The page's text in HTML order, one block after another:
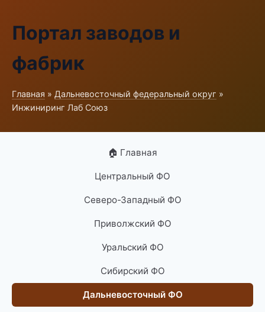
Портал заводов и
фабрик
Главная » Дальневосточный федеральный округ »
Инжиниринг Лаб Союз
🏠 Главная
Центральный ФО
Северо-Западный ФО
Приволжский ФО
Уральский ФО
Сибирский ФО
Дальневосточный ФО